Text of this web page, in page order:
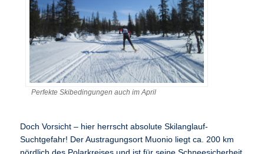
Perfekte Skibedingungen auch im April
Doch Vorsicht – hier herrscht absolute Skilanglauf-
Suchtgefahr! Der Austragungsort Muonio liegt ca. 200 km